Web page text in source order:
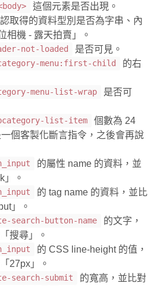
這個元素是否出現。
取得的資料型別是否為字串、內
相機 - 露天拍賣」。
not-loaded
是否可見。
menu:first-child
的右
menu-list-wrap
是否可
list-item
個數為 24
一個客製化斷言指令，之後會再說
的屬性 name 的資料，並
」。
的 tag name 的資料，並比
」。
search-button-name
的文字，
搜尋」。
的 CSS line-height 的值，
27px」。
search-submit
的寬高，並比對